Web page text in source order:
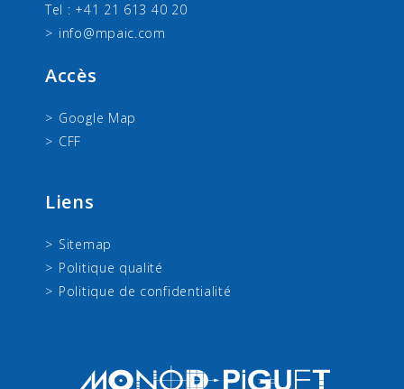
Tel : +41 21 613 40 20
info@mpaic.com
Accès
Google Map
CFF
Liens
Sitemap
Politique qualité
Politique de confidentialité